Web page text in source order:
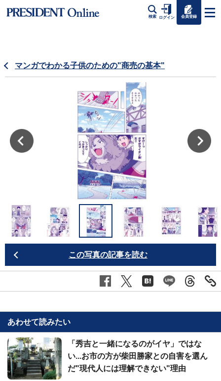
検索 ログイン 会員登録
マンガでわかる子供のための"商売の基本"
この写真の記事を読む
あわせて読みたい
「秀吉と一緒になるのがイヤ」ではな
い...お市の方が柴田勝家との自害を選ん
だ"現代人には理解できない"理由